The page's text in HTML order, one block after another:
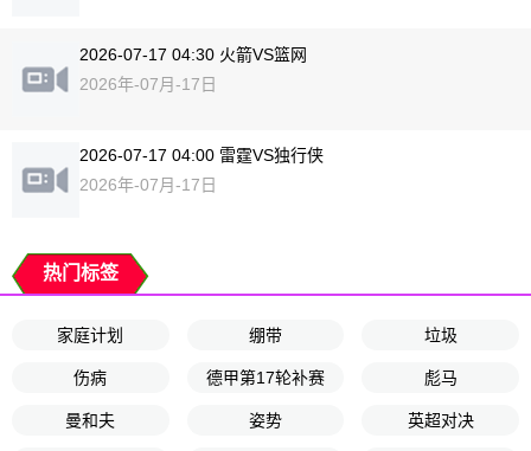
2026-07-17 04:30 火箭VS篮网
2026年-07月-17日
2026-07-17 04:00 雷霆VS独行侠
2026年-07月-17日
热门标签
家庭计划 绷带 垃圾
伤病 德甲第17轮补赛 彪马
曼和夫 姿势 英超对决